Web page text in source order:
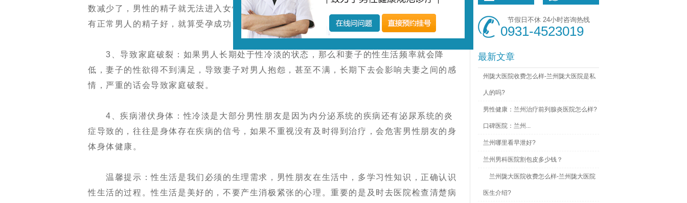
数减少了，男性的精子就无法进入女性的阴道，这也会降低精子的受精几率，精子的质量也没
有正常男人的精子好，就算受孕成功了，也有可能造成胎儿畸形，早产等。
3、导致家庭破裂：如果男人长期处于性冷淡的状态，那么和妻子的性生活频率就会降
低，妻子的性欲得不到满足，导致妻子对男人抱怨，甚至不满，长期下去会影响夫妻之间的感
情，严重的话会导致家庭破裂。
4、疾病潜伏身体：性冷淡是大部分男性朋友是因为内分泌系统的疾病还有泌尿系统的炎
症导致的，往往是身体存在疾病的信号，如果不重视没有及时得到治疗，会危害男性朋友的身
体身体健康。
温馨提示：性生活是我们必须的生理需求，男性朋友在生活中，多学习性知识，正确认识
性生活的过程。性生活是美好的，不要产生消极紧张的心理。重要的是及时去医院检查清楚病
节假日不休 24小时咨询热线
0931-4523019
最新文章
州陇大医院收费怎么样-兰州陇大医院是私
人的吗?
男性健康：兰州治疗前列腺炎医院怎么样?
口碑医院：兰州...
兰州哪里看早泄好?
兰州男科医院割包皮多少钱？
兰州陇大医院收费怎么样-兰州陇大医院
医生介绍?